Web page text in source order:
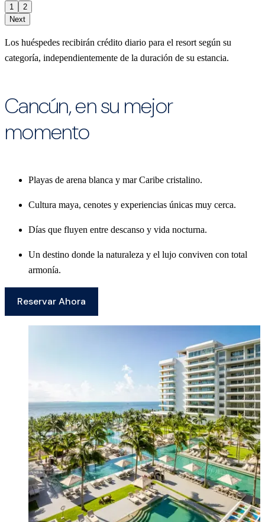
1
2
Next
Los huéspedes recibirán crédito diario para el resort según su
categoría, independientemente de la duración de su estancia.
Cancún, en su mejor
momento
Playas de arena blanca y mar Caribe cristalino.
Cultura maya, cenotes y experiencias únicas muy cerca.
Días que fluyen entre descanso y vida nocturna.
Un destino donde la naturaleza y el lujo conviven con total
armonía.
Reservar Ahora